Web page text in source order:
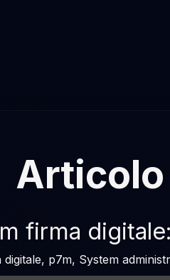
Articolo
firma
p7m, System